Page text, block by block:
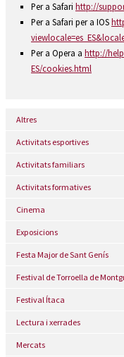
Per a Safari http://
Per a Safari per a IOS
Per a Opera a http://
ES/cookies.html
Altres
Activitats esportives
Activitats familiars
Activitats formatives
Cinema
Exposicions
Festa Major de Sant Genís
Festival de Torroella de
Festival Ítaca
Lectura i xerrades
Mercats